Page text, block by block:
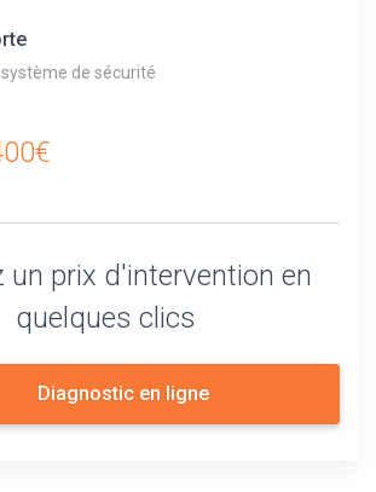
de sécurité
un prix d'intervention en
quelques clics
Diagnostic en ligne